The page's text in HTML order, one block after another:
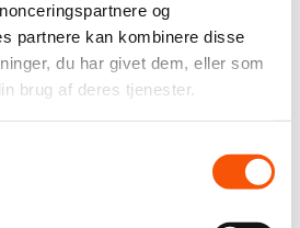
og
partnere kan kombinere disse
du har givet dem, eller som
brug af deres tjenester.